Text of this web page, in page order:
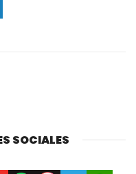
SOCIALES